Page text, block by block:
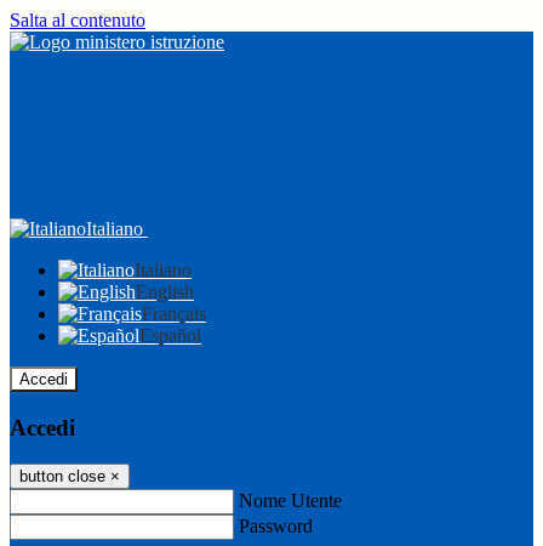
Salta al contenuto
Italiano
Italiano
English
Français
Español
Accedi
Accedi
button close ×
Nome Utente
Password